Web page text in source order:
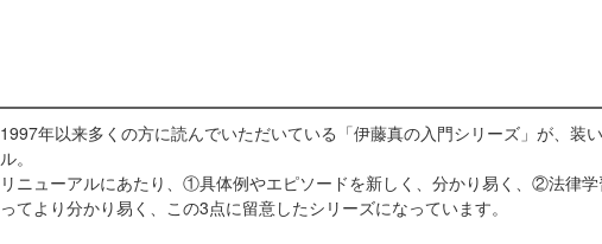
1997年以来多くの方に読んでいただいている「伊藤真の入門シリーズ」が、装
ル。
リニューアルにあたり、①具体例やエピソードを新しく、分かり易く、②法律
ってより分かり易く、この3点に留意したシリーズになっています。